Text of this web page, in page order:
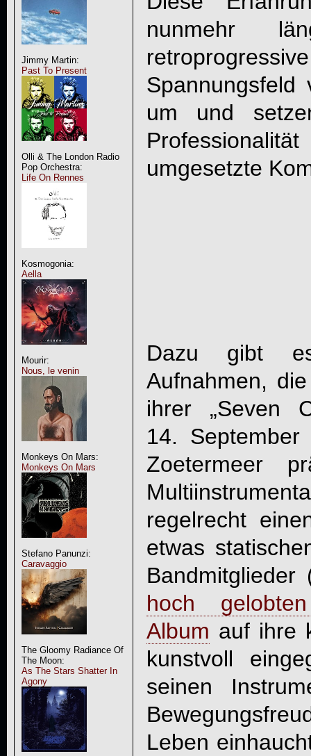
Jimmy Martin:
Past To Present
Olli & The London Radio
Pop Orchestra:
Life On Rennes
Kosmogonia:
Aella
Mourir:
Nous, le venin
Monkeys On Mars:
Monkeys On Mars
Stefano Panunzi:
Caravaggio
The Gloomy Radiance Of
The Moon:
As The Stars Shatter In
Agony
nunmehr
um und
umgesetzte
Dazu gibt
Aufnahmen,
ihrer „Seven
14.
Zoetermeer
regelrecht
etwas
hoch
Album auf ihre
kunstvoll
seinen
Leben